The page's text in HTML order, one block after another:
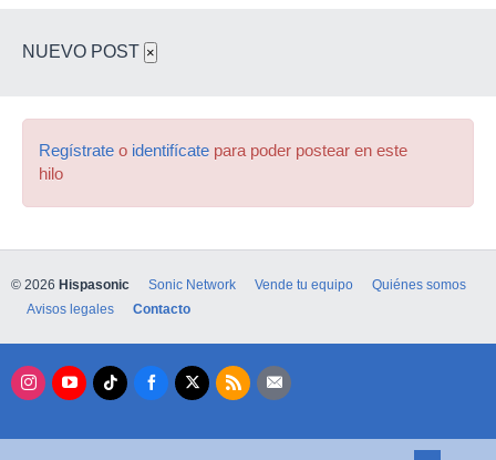
NUEVO POST ×
Regístrate o identifícate para poder postear en este
hilo
© 2026 Hispasonic Sonic Network Vende tu equipo
Quiénes somos
Avisos legales
Contacto